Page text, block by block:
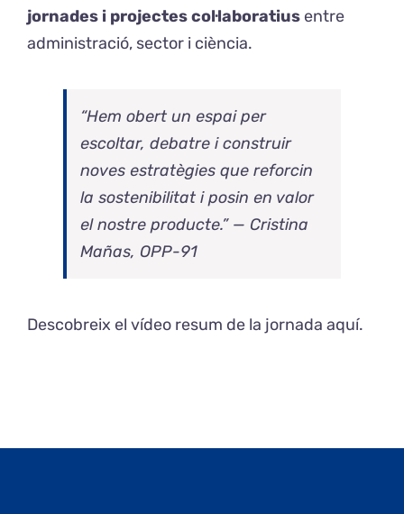
jornades i projectes col·laboratius entre
administració, sector i ciència.
“Hem obert un espai per
escoltar, debatre i construir
noves estratègies que reforcin
la sostenibilitat i posin en valor
el nostre producte.” — Cristina
Mañas, OPP-91
Descobreix el vídeo resum de la jornada aquí.